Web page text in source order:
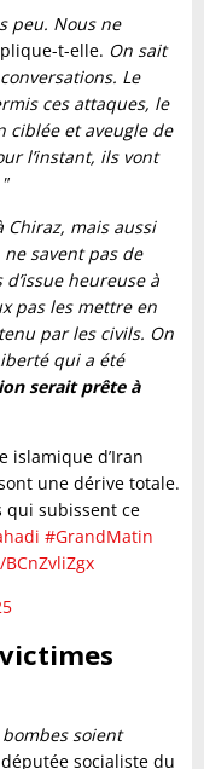
peu. Nous ne
t-elle. On sait
Le
ces attaques, le
ciblée et aveugle de
l’instant, ils vont
Chiraz, mais aussi
ne savent pas de
heureuse à
pas les mettre en
par les civils. On
qui a été
serait prête à
islamique d’Iran
une dérive totale.
qui subissent ce
#GrandMatin
soient
socialiste du